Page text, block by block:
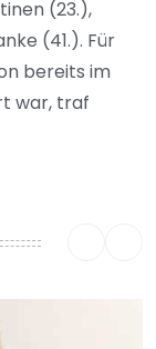
(23.),
(41.). Für
bereits im
war, traf